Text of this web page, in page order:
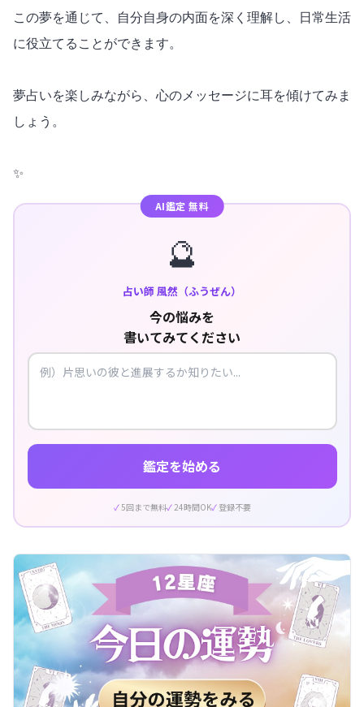
この夢を通じて、自分自身の内面を深く理解し、日常生活
に役立てることができます。
夢占いを楽しみながら、心のメッセージに耳を傾けてみま
しょう。
✨
AI鑑定 無料
🔮
占い師 風然（ふうぜん）
今の悩みを
書いてみてください
鑑定を始める
5回まで無料 24時間OK 登録不要